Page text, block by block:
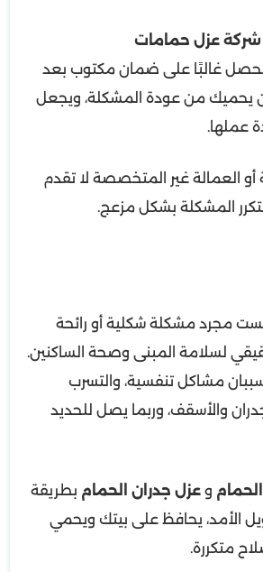
شركة عزل حمامات
غالبًا على ضمان مكتوب بعد
يحميك من عودة المشكلة، ويجعل
عملها.
أو العمالة غير المتخصصة لا تقدم
تتكرر المشكلة بشكل مزعج.
مجرد مشكلة شكلية أو رائحة
لسلامة المبنى وصحة الساكنين.
مشاكل تنفسية، والتسرب
والأسقف، وربما يصل للحديد
و عزل جدران الحمام بطريقة
الأمد، يحافظ على بيتك ويحمي
متكررة.